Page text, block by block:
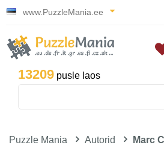
www.PuzzleMania.ee
13209 pusle laos
Puzzle Mania Autorid Marc